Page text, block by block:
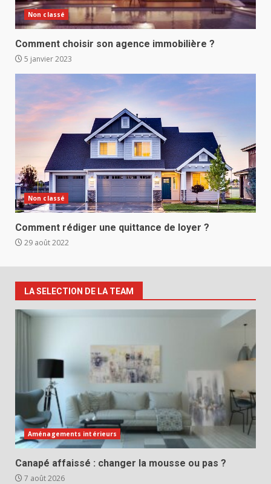
Non classé
Comment choisir son agence immobilière ?
5 janvier 2023
Non classé
Comment rédiger une quittance de loyer ?
29 août 2022
LA SELECTION DE LA TEAM
Aménagements intérieurs
Canapé affaissé : changer la mousse ou pas ?
7 août 2026